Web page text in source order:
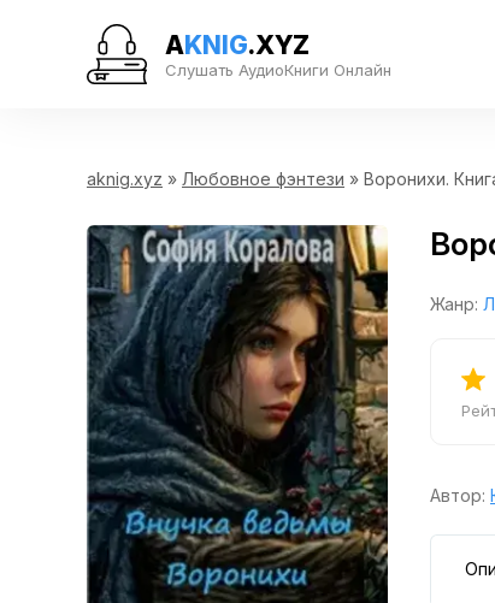
AKNIG.XYZ
Слушать АудиоКниги Онлайн
aknig.xyz » Любовное фэнтези » Воронихи.
Жанр:
Автор: